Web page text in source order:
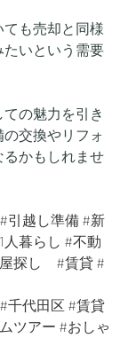
も売却と同様
いという需要
の魅力を引き
交換やリフォ
かもしれませ
#引越し準備 #新
人暮らし #不動
探し #賃貸 #
#千代田区 #賃貸
ツアー #おしゃ